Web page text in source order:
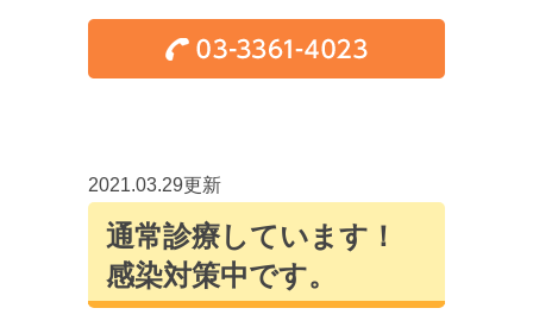
2021.03.29更新
通常診療しています！
感染対策中です。